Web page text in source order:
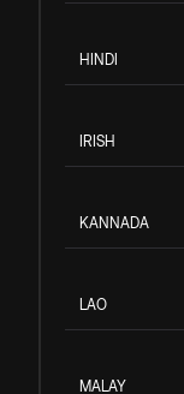
HINDI
IRISH
KANNADA
LAO
MALAY